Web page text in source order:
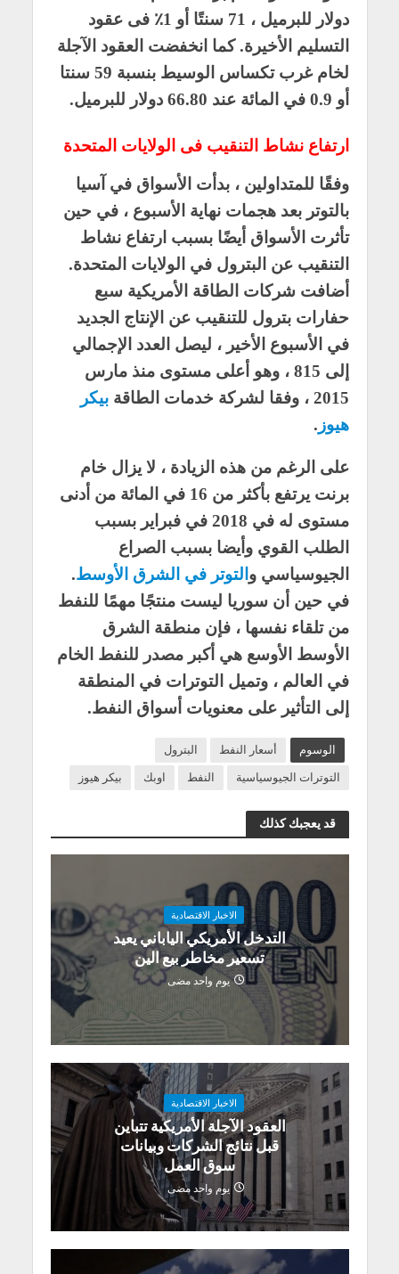
دولار للبرميل ، 71 سنتًا أو 1٪ فى عقود
التسليم الأخيرة. كما انخفضت العقود الآجلة
لخام غرب تكساس الوسيط بنسبة 59 سنتا
أو 0.9 في المائة عند 66.80 دولار للبرميل.
ارتفاع نشاط التنقيب فى الولايات المتحدة
وفقًا للمتداولين ، بدأت الأسواق في آسيا
بالتوتر بعد هجمات نهاية الأسبوع ، في حين
تأثرت الأسواق أيضًا بسبب ارتفاع نشاط
التنقيب عن البترول في الولايات المتحدة.
أضافت شركات الطاقة الأمريكية سبع
حفارات بترول للتنقيب عن الإنتاج الجديد
في الأسبوع الأخير ، ليصل العدد الإجمالي
إلى 815 ، وهو أعلى مستوى منذ مارس
2015 ، وفقا لشركة خدمات الطاقة
بيكر
هيوز .
على الرغم من هذه الزيادة ، لا يزال خام
برنت يرتفع بأكثر من 16 في المائة من أدنى
مستوى له في 2018 في فبراير بسبب
الطلب القوي وأيضا بسبب الصراع
الجيوسياسي و التوتر في الشرق الأوسط.
في حين أن سوريا ليست منتجًا مهمًا للنفط
من تلقاء نفسها ، فإن منطقة الشرق
الأوسط الأوسع هي أكبر مصدر للنفط الخام
في العالم ، وتميل التوترات في المنطقة
إلى التأثير على معنويات أسواق النفط.
الوسوم أسعار النفط
البترول
التوترات الجيوسياسية
النفط اوبك بيكر هيوز
قد يعجبك كذلك
الاخبار الاقتصادية
التدخل الأمريكي الياباني يعيد
تسعير مخاطر بيع الين
يوم واحد مضى
الاخبار الاقتصادية
العقود الآجلة الأمريكية تتباين
قبل نتائج الشركات وبيانات
سوق العمل
يوم واحد مضى